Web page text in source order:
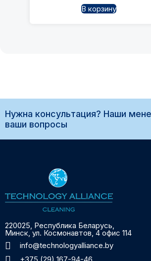
В корзину
Нужна консультация? Наши
ваши вопросы
220025, Республика Беларусь,
Минск, ул. Космонавтов, 4 офис 114
info@technologyalliance.by